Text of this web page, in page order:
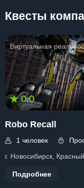
Квесты
Виртуальная
0.0
Robo Recall
1 человек
г. Новосибирск,
Подробнее